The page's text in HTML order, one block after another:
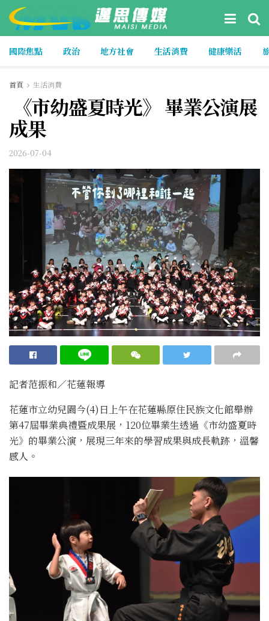
國際焦點 政治 地方社會 生活消費 健康樂活
首頁 生活消費
《市幼盛夏時光》 畢業公演展
成果
2026-07-04
記者范振和∕花蓮報導
花蓮市立幼兒園今(4)日上午在花蓮縣原住民族文化館舉辦
第47屆畢業典禮暨成果展，120位畢業生透過《市幼盛夏時
光》的畢業公演，展現三年來的學習成果與成長軌跡，溫馨
感人。